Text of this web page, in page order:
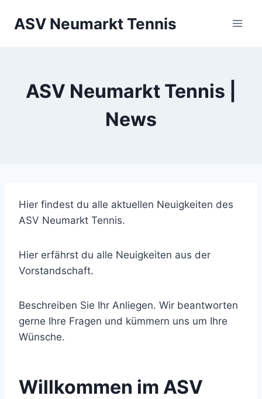
InhaltASV Neumarkt Tennis
ASV Neumarkt Tennis |
News
Hier findest du alle aktuellen Neuigkeiten des
ASV Neumarkt Tennis.
Hier erfährst du alle Neuigkeiten aus der
Vorstandschaft.
Beschreiben Sie Ihr Anliegen. Wir beantworten
gerne Ihre Fragen und kümmern uns um Ihre
Wünsche.
Willkommen im ASV